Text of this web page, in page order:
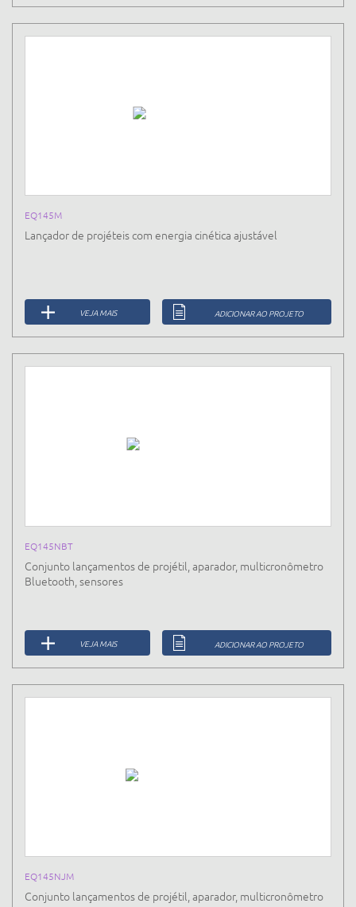
EQ145M
Lançador de projéteis com energia cinética ajustável
VEJA MAIS ADICIONAR AO PROJETO
EQ145NBT
Conjunto lançamentos de projétil, aparador, multicronômetro
Bluetooth, sensores
VEJA MAIS ADICIONAR AO PROJETO
EQ145NJM
Conjunto lançamentos de projétil, aparador, multicronômetro